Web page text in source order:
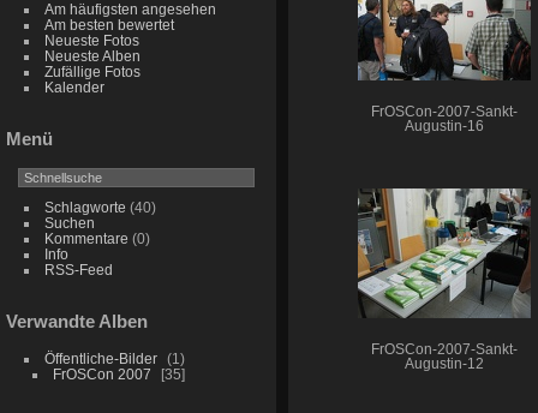
Am häufigsten angesehen
Am besten bewertet
Neueste Fotos
Neueste Alben
Zufällige Fotos
Kalender
Menü
Schlagworte (40)
Suchen
Kommentare (0)
Info
RSS-Feed
Verwandte Alben
Öffentliche-Bilder
1
FrOSCon 2007
35
FrOSCon-2007-Sankt-
Augustin-16
FrOSCon-2007-Sankt-
Augustin-12